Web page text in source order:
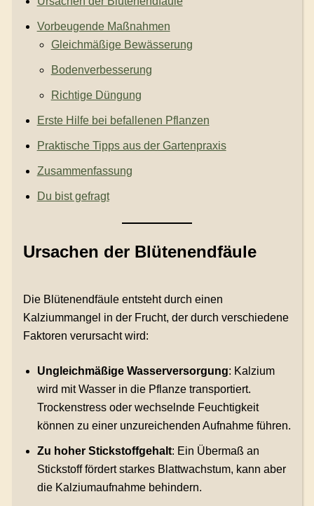
Vorbeugende Maßnahmen
Gleichmäßige Bewässerung
Bodenverbesserung
Richtige Düngung
Erste Hilfe bei befallenen Pflanzen
Praktische Tipps aus der Gartenpraxis
Zusammenfassung
Du bist gefragt
Ursachen der Blütenendfäule
Die Blütenendfäule entsteht durch einen
Kalziummangel in der Frucht, der durch verschiedene
Faktoren verursacht wird:
Ungleichmäßige Wasserversorgung: Kalzium
wird mit Wasser in die Pflanze transportiert.
Trockenstress oder wechselnde Feuchtigkeit
können zu einer unzureichenden Aufnahme führen.
Zu hoher Stickstoffgehalt: Ein Übermaß an
Stickstoff fördert starkes Blattwachstum, kann aber
die Kalziumaufnahme behindern.